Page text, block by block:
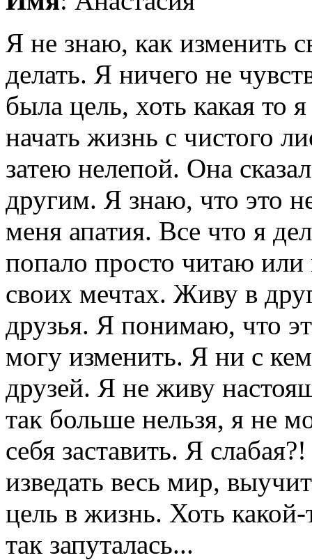
Я не знаю, как изменить
делать. Я ничего не
была цель, хоть какая то
начать жизнь с чистого
затею нелепой. Она
другим. Я знаю, что это
меня апатия. Все что я
попало просто читаю
своих мечтах. Живу в
друзья. Я понимаю, что
могу изменить. Я ни с
друзей. Я не живу
так больше нельзя, я не
себя заставить. Я
изведать весь мир,
цель в жизнь. Хоть какой-
так запуталась...